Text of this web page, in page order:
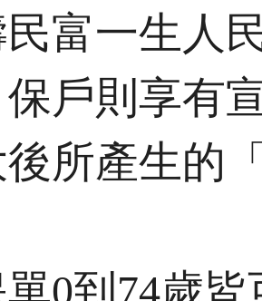
富一生人
保戶則享有
所產生的
0到74歲